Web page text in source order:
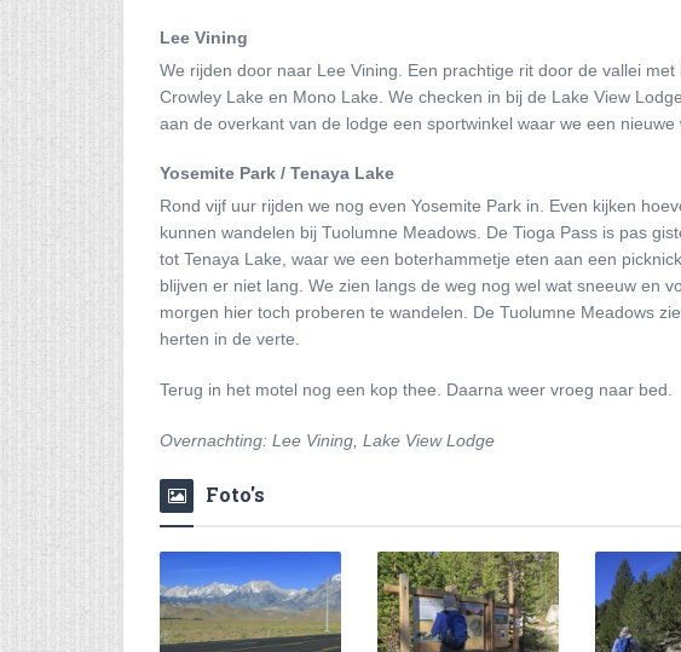
Lee Vining
We rijden door naar Lee Vining. Een prachtige rit door de vallei
Crowley Lake en Mono Lake. We checken in bij de Lake View
aan de overkant van de lodge een sportwinkel waar we een nieuwe
Yosemite Park / Tenaya Lake
Rond vijf uur rijden we nog even Yosemite Park in. Even kijken
kunnen wandelen bij Tuolumne Meadows. De Tioga Pass is pas
tot Tenaya Lake, waar we een boterhammetje eten aan een
blijven er niet lang. We zien langs de weg nog wel wat sneeuw en
morgen hier toch proberen te wandelen. De Tuolumne Meadows
herten in de verte.
Terug in het motel nog een kop thee. Daarna weer vroeg naar bed.
Overnachting: Lee Vining, Lake View Lodge
Foto's